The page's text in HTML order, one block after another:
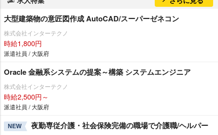
大型建築物の意匠図作成 AutoCAD/スーパーゼネコン
株式会社インターテクノ
時給1,800円
派遣社員 / 大阪府
Oracle 金融系システムの提案～構築 システムエンジニア
株式会社インターテクノ
時給2,500円～
派遣社員 / 大阪府
NEW 夜勤専従介護・社会保険完備の職場で介護職/ヘルパー